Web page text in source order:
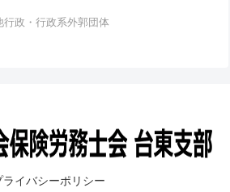
行政・行政系外郭団体
ライバシーポリシー